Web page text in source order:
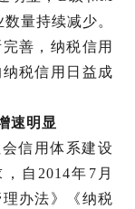
量持续减少。
善，纳税信用
税信用日益成
速明显
信用体系建设
自2014年7月
办法》《纳税